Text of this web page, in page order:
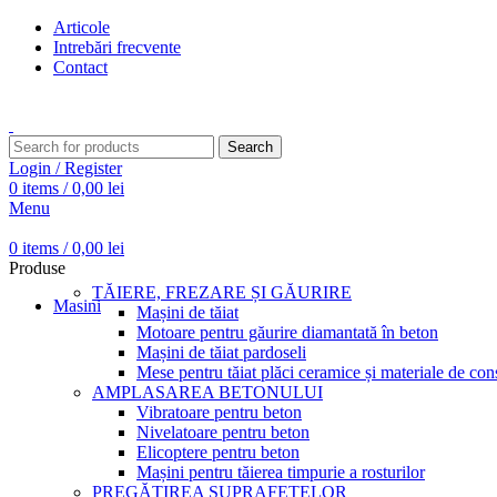
Articole
Intrebări frecvente
Contact
Search
Login / Register
0 items / 0,00 lei
Menu
0 items / 0,00 lei
Produse
Masini
TĂIERE, FREZARE ȘI GĂURIRE
Mașini de tăiat
Motoare pentru găurire diamantată în beton
Mașini de tăiat pardoseli
Mese pentru tăiat plăci ceramice și materiale de
AMPLASAREA BETONULUI
Vibratoare pentru beton
Nivelatoare pentru beton
Elicoptere pentru beton
Mașini pentru tăierea timpurie a rosturilor
PREGĂTIREA SUPRAFEȚELOR